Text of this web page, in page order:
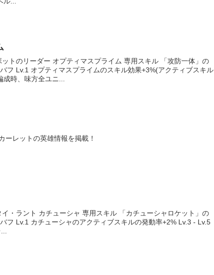
トのリーダー オプティマスプライム 専用スキル 「攻防一体」の
フ Lv.1 オプティマスプライムのスキル効果+3%(アクティブスキル
時、味方全ユニ...
ーレットの英雄情報を掲載！
・ラント カチューシャ 専用スキル 「カチューシャロケット」の
フ Lv.1 カチューシャのアクティブスキルの発動率+2% Lv.3 - Lv.5